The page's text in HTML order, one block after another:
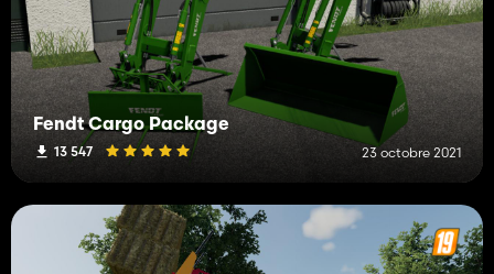
Fendt Cargo Package
13 547 23 octobre 2021